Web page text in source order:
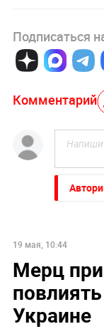
Подписаться
Комментарий
19 мая, 10:44
Мерц
Украине